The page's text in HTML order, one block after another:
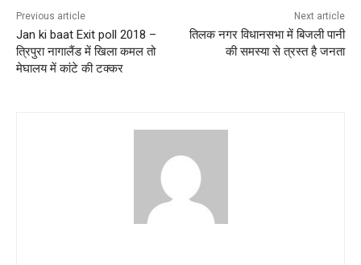
Previous article
Jan ki baat Exit poll 2018 –
त्रिपुरा नागालैंड में खिला कमल तो
मेघालय में कांटे की टक्कर
Next article
तिलक नगर विधानसभा में बिजली पानी
की समस्या से त्रस्त है जनता